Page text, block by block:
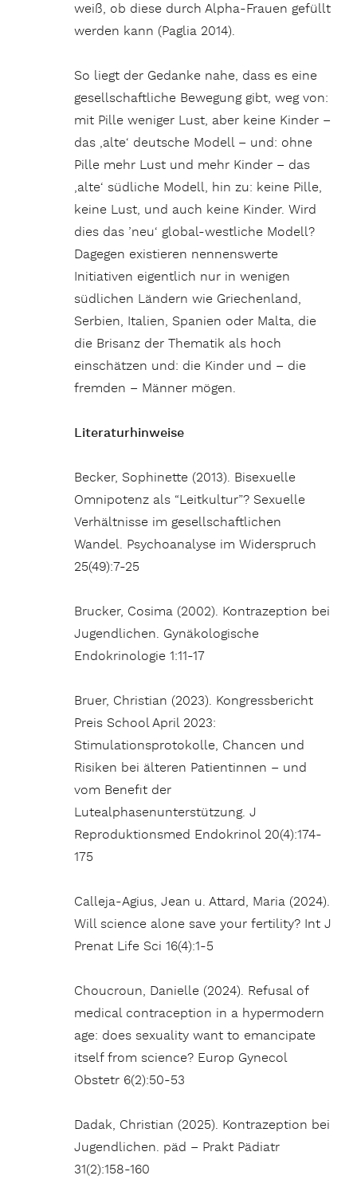
weiß, ob diese durch Alpha-Frauen gefüllt
werden kann (Paglia 2014).
So liegt der Gedanke nahe, dass es eine
gesellschaftliche Bewegung gibt, weg von:
mit Pille weniger Lust, aber keine Kinder –
das ‚alte‘ deutsche Modell – und: ohne
Pille mehr Lust und mehr Kinder – das
‚alte‘ südliche Modell, hin zu: keine Pille,
keine Lust, und auch keine Kinder. Wird
dies das ’neu‘ global-westliche Modell?
Dagegen existieren nennenswerte
Initiativen eigentlich nur in wenigen
südlichen Ländern wie Griechenland,
Serbien, Italien, Spanien oder Malta, die
die Brisanz der Thematik als hoch
einschätzen und: die Kinder und – die
fremden – Männer mögen.
Literaturhinweise
Becker, Sophinette (2013). Bisexuelle
Omnipotenz als “Leitkultur”? Sexuelle
Verhältnisse im gesellschaftlichen
Wandel. Psychoanalyse im Widerspruch
25(49):7-25
Brucker, Cosima (2002). Kontrazeption bei
Jugendlichen. Gynäkologische
Endokrinologie 1:11-17
Bruer, Christian (2023). Kongressbericht
Preis School April 2023:
Stimulationsprotokolle, Chancen und
Risiken bei älteren Patientinnen – und
vom Benefit der
Lutealphasenunterstützung. J
Reproduktionsmed Endokrinol 20(4):174-
175
Calleja-Agius, Jean u. Attard, Maria (2024).
Will science alone save your fertility? Int J
Prenat Life Sci 16(4):1-5
Choucroun, Danielle (2024). Refusal of
medical contraception in a hypermodern
age: does sexuality want to emancipate
itself from science? Europ Gynecol
Obstetr 6(2):50-53
Dadak, Christian (2025). Kontrazeption bei
Jugendlichen. päd – Prakt Pädiatr
31(2):158-160